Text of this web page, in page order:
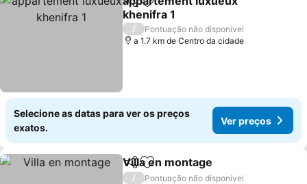
PartilharAdicionar aos favoritos
khenifra 1
/
Pontuação não disponível
a 1.7 km de Centro da cidade
Selecione as datas para ver os preços
exatos.
Ver preços
PartilharAdicionar aos favoritos
Villa en montage
/
Pontuação não disponível